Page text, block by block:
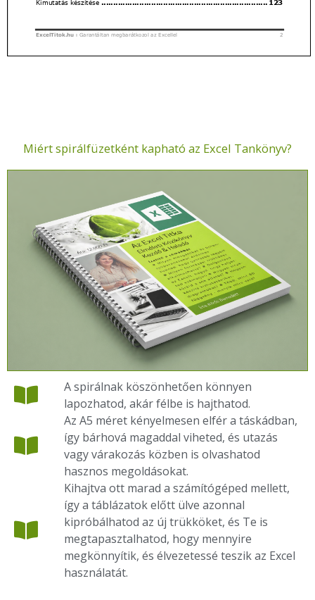
Miért spirálfüzetként kapható az Excel Tankönyv?
A spirálnak köszönhetően könnyen
lapozhatod, akár félbe is hajthatod.
Az A5 méret kényelmesen elfér a táskádban,
így bárhová magaddal viheted, és utazás
vagy várakozás közben is olvashatod
hasznos megoldásokat.
Kihajtva ott marad a számítógéped mellett,
így a táblázatok előtt ülve azonnal
kipróbálhatod az új trükköket, és Te is
megtapasztalhatod, hogy mennyire
megkönnyítik, és élvezetessé teszik az Excel
használatát.